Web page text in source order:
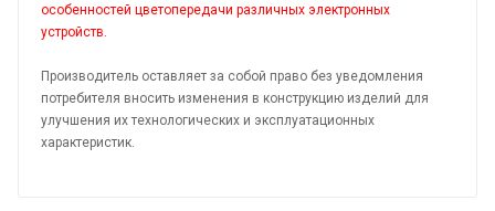
особенностей цветопередачи различных электронных
устройств.
Производитель оставляет за собой право без уведомления
потребителя вносить изменения в конструкцию изделий для
улучшения их технологических и эксплуатационных
характеристик.